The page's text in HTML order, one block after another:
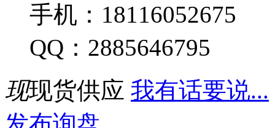
手机：18116052675
QQ：2885646795
现现货供应 我有话要说...